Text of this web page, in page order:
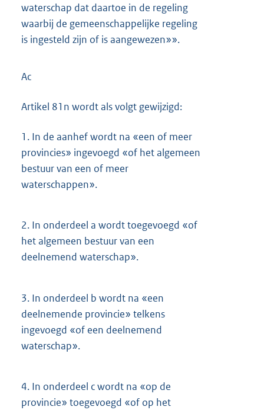
waterschap dat daartoe in de regeling
waarbij de gemeenschappelijke regeling
is ingesteld zijn of is aangewezen»».
Ac
Artikel 81n wordt als volgt gewijzigd:
1. In de aanhef wordt na «een of meer
provincies» ingevoegd «of het algemeen
bestuur van een of meer
waterschappen».
2. In onderdeel a wordt toegevoegd «of
het algemeen bestuur van een
deelnemend waterschap».
3. In onderdeel b wordt na «een
deelnemende provincie» telkens
ingevoegd «of een deelnemend
waterschap».
4. In onderdeel c wordt na «op de
provincie» toegevoegd «of op het